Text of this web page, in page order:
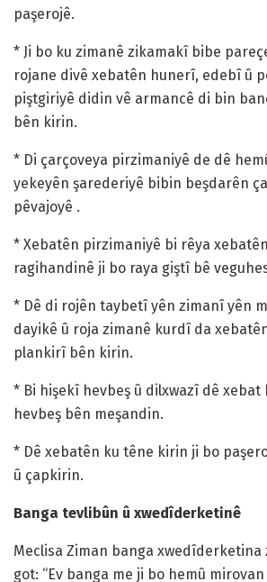
paşerojê.
* Ji bo ku zimanê zikamakî bibe
rojane divê xebatên hunerî, edebî û
piştgiriyê didin vê armancê di bin
bên kirin.
* Di çarçoveya pirzimaniyê de dê
yekeyên şarederiyê bibin beşdarên
pêvajoyê .
* Xebatên pirzimaniyê bi rêya
ragihandinê ji bo raya giştî bê
* Dê di rojên taybetî yên zimanî yên
dayikê û roja zimanê kurdî da
plankirî bên kirin.
* Bi hişekî hevbeş û dilxwazî dê
hevbeş bên meşandin.
* Dê xebatên ku têne kirin ji bo
û çapkirin.
Banga tevlibûn û xwedîderketinê
Meclisa Ziman banga xwedîderketina
got: “Ev banga me ji bo hemû